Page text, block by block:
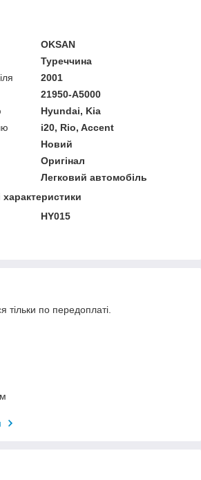
OKSAN
Туреччина
2001
21950-А5000
Hyundai, Kia
i20, Rio, Accent
Новий
Оригінал
Легковий автомобіль
HY015
тільки по передоплаті.